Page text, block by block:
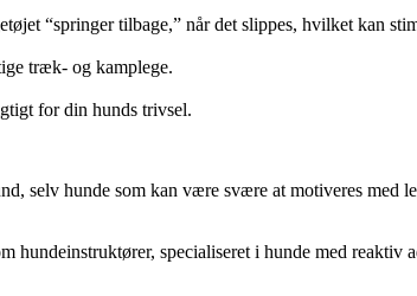
“springer tilbage,” når det slippes, hvilket kan
træk- og kamplege.
for din hunds trivsel.
selv hunde som kan være svære at motiveres med
hundeinstruktører, specialiseret i hunde med